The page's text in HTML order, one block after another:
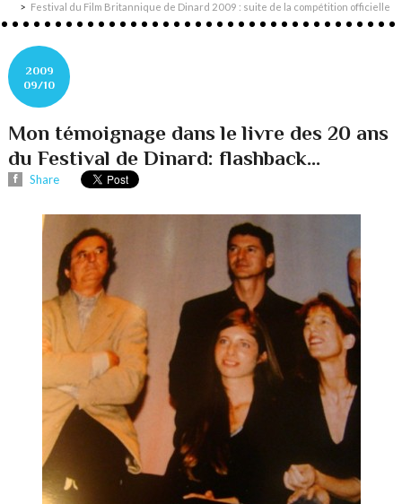
Festival du Film Britannique de Dinard 2009 : suite de la compétition officielle
2009
09/10
Mon témoignage dans le livre des 20 ans
du Festival de Dinard: flashback...
Share